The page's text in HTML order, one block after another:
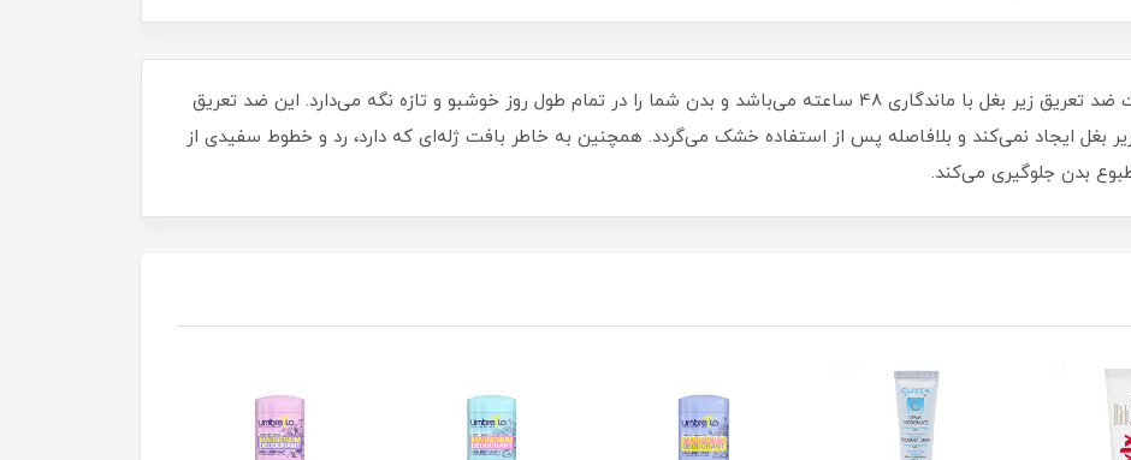
مام ژله‌ای رفرشینگ بری سکرت، دئودورانت ضد تعریق زیر بغل با ماندگاری 48 ساعته می‌باشد و بدن شما را در تمام طول روز خوشبو و تازه نگه می‌دارد. این ضد تعریق
بغل ایجاد نمی‌کند و بلافاصله پس از استفاده خشک می‌گردد. همچنین به خاطر بافت ژله‌ای که دارد، رد و خطوط سفیدی از
بدن جلوگیری می‌کند.